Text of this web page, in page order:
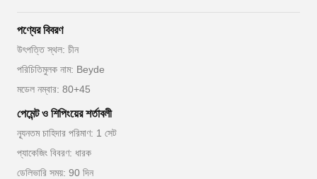
পণ্যের বিবরণ
উৎপত্তি স্থল: চীন
পরিচিতিমুলক নাম: Beyde
মডেল নম্বার: 80+45
পেমেন্ট ও শিপিংয়ের শর্তাবলী
ন্যূনতম চাহিদার পরিমাণ: 1 সেট
প্যাকেজিং বিবরণ: ধারক
ডেলিভারি সময়: 90 দিন